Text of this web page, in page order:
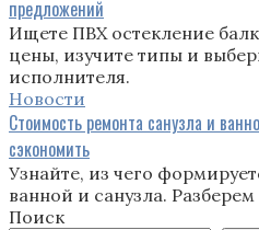
предложений
Ищете ПВХ остекление
цены, изучите типы и
исполнителя.
Новости
Стоимость ремонта санузла и
сэкономить
Узнайте, из чего
ванной и санузла.
Поиск